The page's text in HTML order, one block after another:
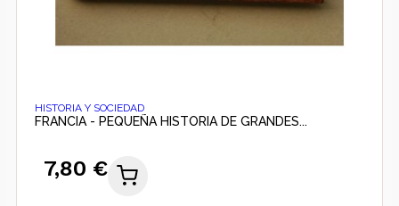
HISTORIA Y SOCIEDAD
FRANCIA - PEQUEÑA HISTORIA DE GRANDES...
7,80 €